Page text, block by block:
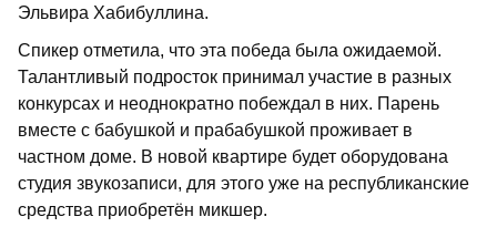
Эльвира Хабибуллина.
Спикер отметила, что эта победа была ожидаемой.
Талантливый подросток принимал участие в разных
конкурсах и неоднократно побеждал в них. Парень
вместе с бабушкой и прабабушкой проживает в
частном доме. В новой квартире будет оборудована
студия звукозаписи, для этого уже на республиканские
средства приобретён микшер.